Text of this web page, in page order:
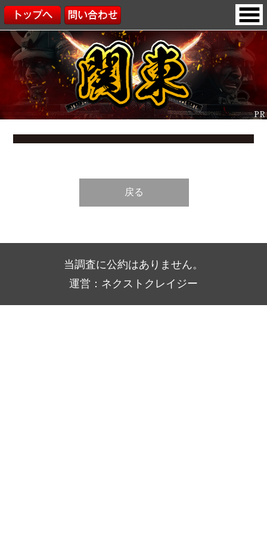
戻る
当調査に公約はありません。
運営：ネクストクレイジー